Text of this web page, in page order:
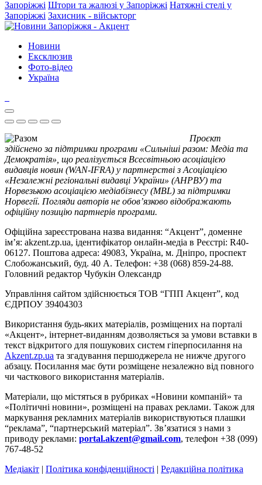
Запоріжжі Штори та жалюзі у Запоріжжі Натяжні стелі у
Запоріжжі Захисник - військторг
Новини
Ексклюзив
Фото-відео
Україна
Проєкт
здійснено за підтримки програми «Сильніші разом: Медіа та
Демократія», що реалізується Всесвітньою асоціацією
видавців новин (WAN-IFRA) у партнерстві з Асоціацією
«Незалежні регіональні видавці України» (АНРВУ) та
Норвезькою асоціацією медіабізнесу (MBL) за підтримки
Норвегії. Погляди авторів не обов’язково відображають
офіційну позицію партнерів програми.
Офіційна зареєстрована назва видання: “Акцент”, доменне
ім’я: akzent.zp.ua, ідентифікатор онлайн-медіа в Реєстрі: R40-
06127. Поштова адреса: 49083, Україна, м. Дніпро, проспект
Слобожанський, буд. 40 А. Телефон: +38 (068) 859-24-88.
Головний редактор Чубукін Олександр
Управління сайтом здійснюється ТОВ “ГПП Акцент”, код
ЄДРПОУ 39404303
Використання будь-яких матеріалів, розміщених на порталі
«Акцент», інтернет-виданням дозволяється за умови вставки в
текст відкритого для пошукових систем гіперпосилання на
Akzent.zp.ua та згадування першоджерела не нижче другого
абзацу. Посилання має бути розміщене незалежно від повного
чи часткового використання матеріалів.
Матеріали, що містяться в рубриках «Новини компаній» та
«Політичні новини», розміщені на правах реклами. Також для
маркування рекламних матеріалів використвуються плашки
“реклама”, “партнерський матеріал”. Зв’язатися з нами з
приводу реклами: portal.akzent@gmail.com, телефон +38 (099)
767-48-52
Медіакіт | Політика конфіденційності | Редакційна політика